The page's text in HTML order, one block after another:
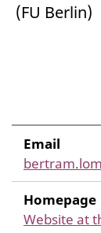
(FU Berlin)
Email
Homepage
Website at